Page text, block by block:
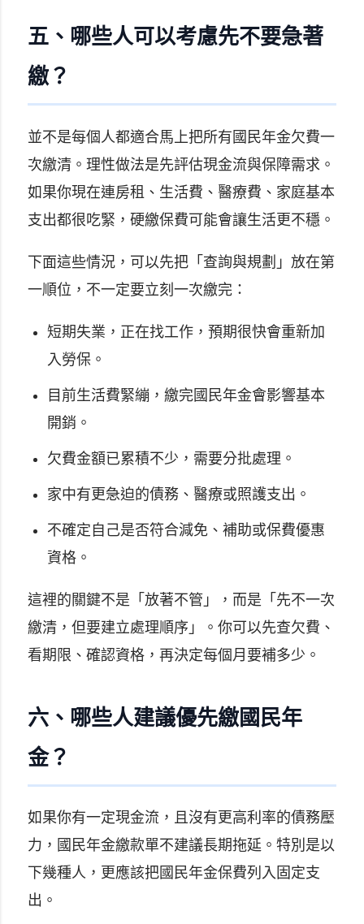
五、哪些人可以考慮先不要急著
繳？
並不是每個人都適合馬上把所有國民年金欠費一
次繳清。理性做法是先評估現金流與保障需求。
如果你現在連房租、生活費、醫療費、家庭基本
支出都很吃緊，硬繳保費可能會讓生活更不穩。
下面這些情況，可以先把「查詢與規劃」放在第
一順位，不一定要立刻一次繳完：
短期失業，正在找工作，預期很快會重新加
入勞保。
目前生活費緊繃，繳完國民年金會影響基本
開銷。
欠費金額已累積不少，需要分批處理。
家中有更急迫的債務、醫療或照護支出。
不確定自己是否符合減免、補助或保費優惠
資格。
這裡的關鍵不是「放著不管」，而是「先不一次
繳清，但要建立處理順序」。你可以先查欠費、
看期限、確認資格，再決定每個月要補多少。
六、哪些人建議優先繳國民年
金？
如果你有一定現金流，且沒有更高利率的債務壓
力，國民年金繳款單不建議長期拖延。特別是以
下幾種人，更應該把國民年金保費列入固定支
出。